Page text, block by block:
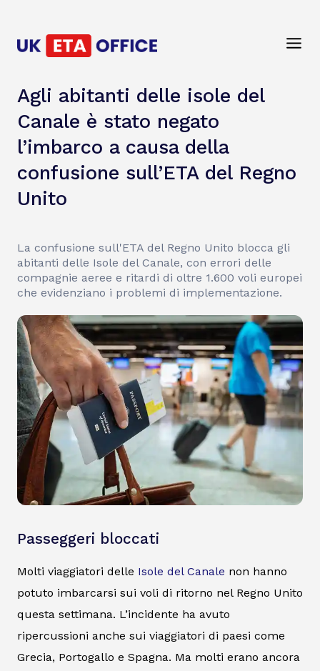
Agli abitanti delle isole del
Canale è stato negato
l’imbarco a causa della
confusione sull’ETA del Regno
Unito
La confusione sull'ETA del Regno Unito blocca gli
abitanti delle Isole del Canale, con errori delle
compagnie aeree e ritardi di oltre 1.600 voli europei
che evidenziano i problemi di implementazione.
Passeggeri bloccati
Molti viaggiatori delle Isole del Canale non hanno
potuto imbarcarsi sui voli di ritorno nel Regno Unito
questa settimana. L’incidente ha avuto
ripercussioni anche sui viaggiatori di paesi come
Grecia, Portogallo e Spagna. Ma molti erano ancora